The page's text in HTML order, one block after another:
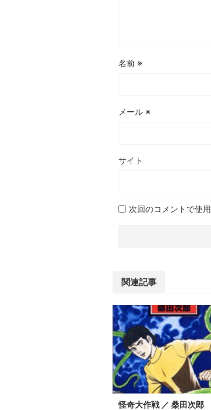
名前 ※
メール ※
サイト
次回のコメントで使
関連記事
怪奇大作戦 ／ 桑田次郎